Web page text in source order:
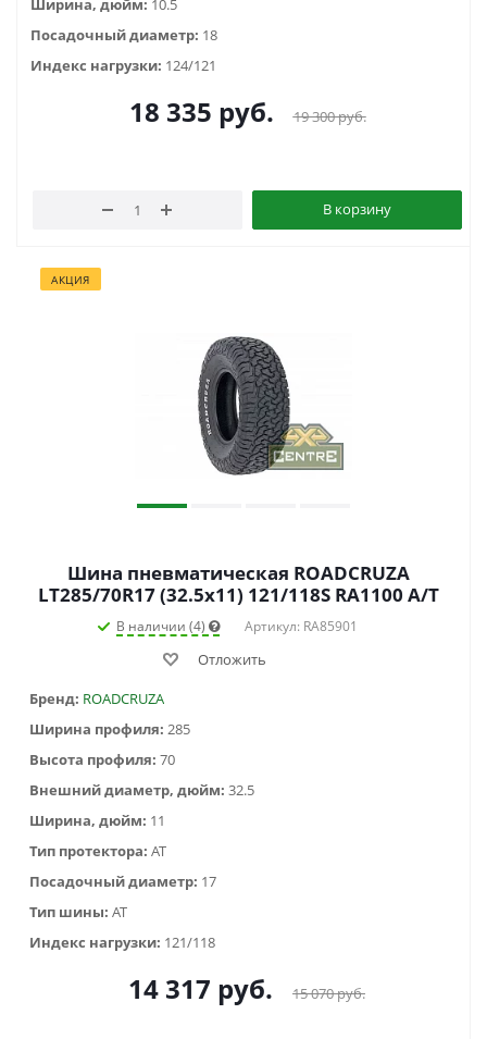
Ширина, дюйм: 10.5
Посадочный диаметр: 18
Индекс нагрузки: 124/121
18 335 руб. 19 300руб.
В корзину
АКЦИЯ
Шина пневматическая ROADCRUZA
LT285/70R17 (32.5x11) 121/118S RA1100 A/T
В наличии (4) Артикул: RA85901
Отложить
Бренд: ROADCRUZA
Ширина профиля: 285
Высота профиля: 70
Внешний диаметр, дюйм: 32.5
Ширина, дюйм: 11
Тип протектора: AT
Посадочный диаметр: 17
Тип шины: AT
Индекс нагрузки: 121/118
14 317 руб. 15 070руб.